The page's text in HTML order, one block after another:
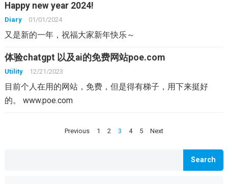
Happy new year 2024!
Diary 01/01/2024
又是新的一年，祝福大家新年快乐～
体验chatgpt 以及ai的免费网站poe.com
Utility 12/21/2023
目前个人在用的网站，免费，但是得有梯子，用下来挺好
的。 www.poe.com
Previous 1 2 3 4 5 Next
Search